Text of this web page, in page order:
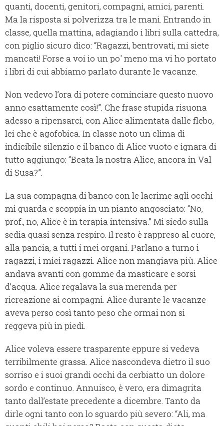
quanti, docenti, genitori, compagni, amici, parenti.
Ma la risposta si polverizza tra le mani. Entrando in
classe, quella mattina, adagiando i libri sulla cattedra,
con piglio sicuro dico: “Ragazzi, bentrovati, mi siete
mancati! Forse a voi io un po' meno ma vi ho portato
i libri di cui abbiamo parlato durante le vacanze.
Non vedevo l’ora di potere cominciare questo nuovo
anno esattamente così!”. Che frase stupida risuona
adesso a ripensarci, con Alice alimentata dalle flebo,
lei che è agofobica. In classe noto un clima di
indicibile silenzio e il banco di Alice vuoto e ignara di
tutto aggiungo: “Beata la nostra Alice, ancora in Val
di Susa?”.
La sua compagna di banco con le lacrime agli occhi
mi guarda e scoppia in un pianto angosciato: “No,
prof., no, Alice è in terapia intensiva.” Mi siedo sulla
sedia quasi senza respiro. Il resto è rappreso al cuore,
alla pancia, a tutti i mei organi. Parlano a turno i
ragazzi, i miei ragazzi. Alice non mangiava più. Alice
andava avanti con gomme da masticare e sorsi
d’acqua. Alice regalava la sua merenda per
ricreazione ai compagni. Alice durante le vacanze
aveva perso così tanto peso che ormai non si
reggeva più in piedi.
Alice voleva essere trasparente eppure si vedeva
terribilmente grassa. Alice nascondeva dietro il suo
sorriso e i suoi grandi occhi da cerbiatto un dolore
sordo e continuo. Annuisco, è vero, era dimagrita
tanto dall’estate precedente a dicembre. Tanto da
dirle ogni tanto con lo sguardo più severo: “Ali, ma